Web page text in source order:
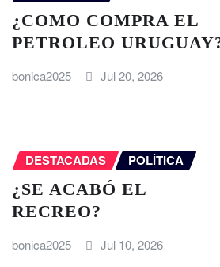
¿COMO COMPRA EL
PETROLEO
bonica2025 Jul 20, 2026
DESTACADAS POLÍTICA
¿SE ACABÓ EL
RECREO?
bonica2025 Jul 10, 2026